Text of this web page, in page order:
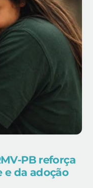
PB reforça
e da adoção